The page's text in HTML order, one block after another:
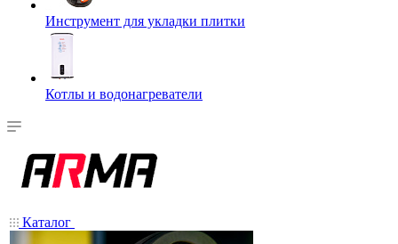
Инструмент для укладки плитки
Котлы и водонагреватели
Каталог